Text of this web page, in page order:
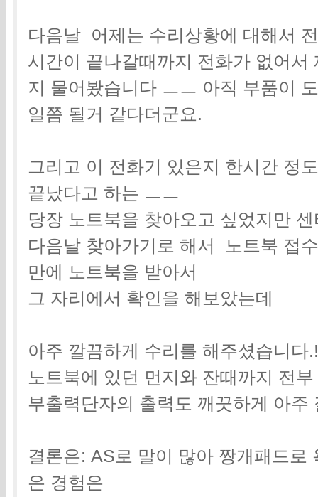
다음날 어제는 수리상황에 대해서
시간이 끝나갈때까지 전화가 없어
지 물어봤습니다 ㅡㅡ 아직 부품이
일쯤 될거 같다더군요.
그리고 이 전화기 있은지 한시간 정
끝났다고 하는 ㅡㅡ
당장 노트북을 찾아오고 싶었지만
다음날 찾아가기로 해서 노트북 접
만에 노트북을 받아서
그 자리에서 확인을 해보았는데
아주 깔끔하게 수리를 해주셨습니
노트북에 있던 먼지와 잔때까지 전
부출력단자의 출력도 깨끗하게 아주
결론은: AS로 말이 많아 짱개패드로
은 경험은